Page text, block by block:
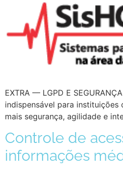
EXTRA — LGPD E
indispensável para instituições
mais segurança, agilidade e
Controle de
informações